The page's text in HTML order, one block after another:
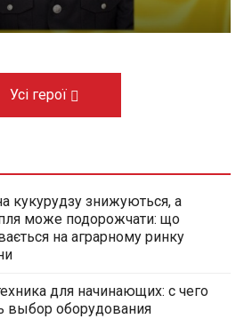
Усі герої
кукурудзу знижуються, а
може подорожчати: що
на аграрному ринку
для начинающих: с чего
выбор оборудования